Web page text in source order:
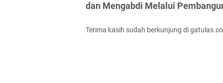
dan Mengabdi Melalui
Terima kasih sudah berkunjung di